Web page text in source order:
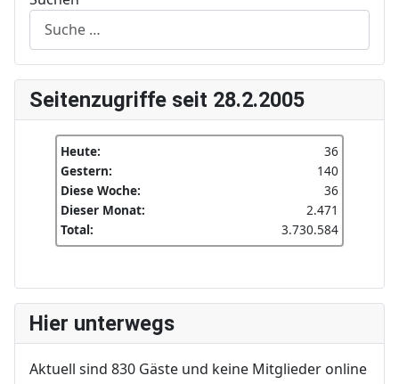
Seitenzugriffe seit 28.2.2005
Heute:
36
Gestern:
140
Diese Woche:
36
Dieser Monat:
2.471
Total:
3.730.584
Hier unterwegs
Aktuell sind 830 Gäste und keine Mitglieder online